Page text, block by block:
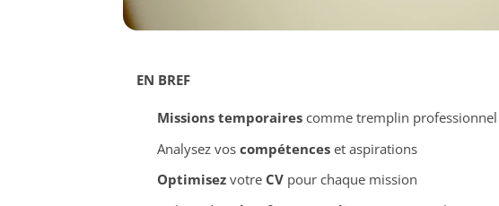
EN BREF
Missions temporairescomme tremplin professionnel
Analysez vos compétenceset aspirations
Optimisezvotre CVpour chaque mission